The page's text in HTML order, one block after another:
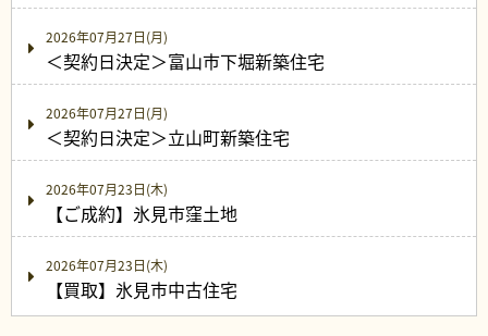
2026年07月27日(月)
＜契約日決定＞富山市下堀新築住宅
2026年07月27日(月)
＜契約日決定＞立山町新築住宅
2026年07月23日(木)
【ご成約】氷見市窪土地
2026年07月23日(木)
【買取】氷見市中古住宅